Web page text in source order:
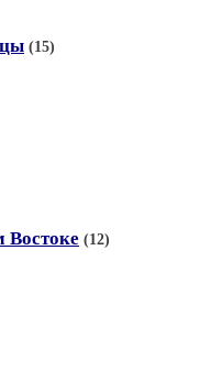
(15)
(12)